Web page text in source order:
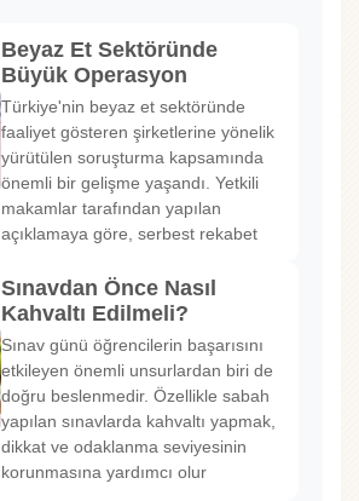
Beyaz Et Sektöründe
Büyük Operasyon
Türkiye'nin beyaz et sektöründe
faaliyet gösteren şirketlerine yönelik
yürütülen soruşturma kapsamında
önemli bir gelişme yaşandı. Yetkili
makamlar tarafından yapılan
açıklamaya göre, serbest rekabet
Sınavdan Önce Nasıl
Kahvaltı Edilmeli?
Sınav günü öğrencilerin başarısını
etkileyen önemli unsurlardan biri de
doğru beslenmedir. Özellikle sabah
yapılan sınavlarda kahvaltı yapmak,
dikkat ve odaklanma seviyesinin
korunmasına yardımcı olur